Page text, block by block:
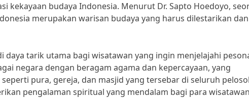
kekayaan budaya Indonesia. Menurut Dr. Sapto Hoedoyo,
merupakan warisan budaya yang harus dilestarikan dan
daya tarik utama bagi wisatawan yang ingin menjelajahi
negara dengan beragam agama dan kepercayaan, yang
pura, gereja, dan masjid yang tersebar di seluruh
pengalaman spiritual yang mendalam bagi para